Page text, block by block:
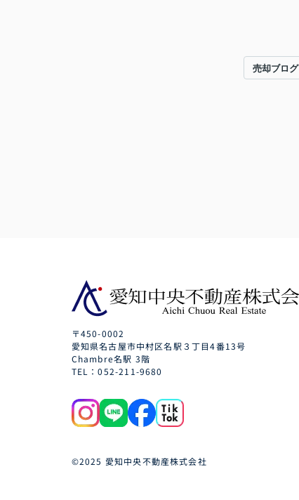
売却ブログ
〒450-0002
愛知県名古屋市中村区名駅３丁目4番13号
Chambre名駅 3階
TEL：052-211-9680
©2025 愛知中央不動産株式会社